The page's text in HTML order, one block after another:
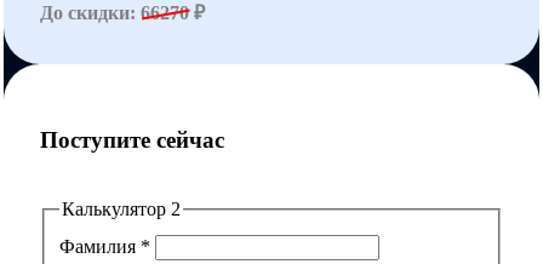
До скидки: 66270₽
Поступите сейчас
Калькулятор 2
Фамилия *